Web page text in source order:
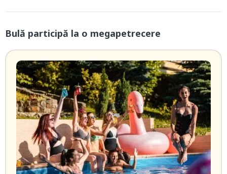
Bulă participă la o megapetrecere